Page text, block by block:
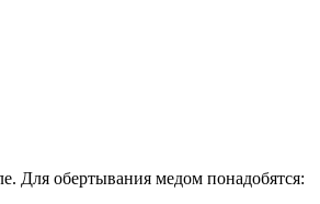
Для обертывания медом понадобятся: